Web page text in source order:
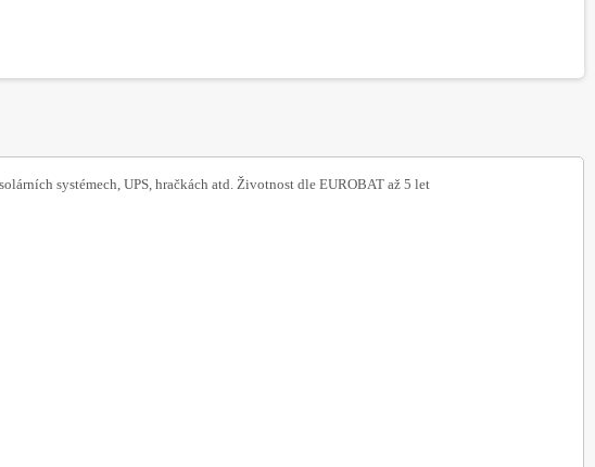
systémech, UPS, hračkách atd. Životnost dle EUROBAT až 5 let